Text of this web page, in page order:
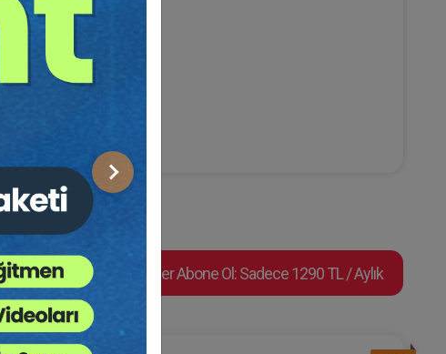
Sonraki
Süper Abone Ol: Sadece 1290 TL / Aylık